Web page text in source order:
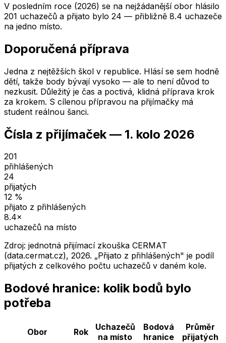
V posledním roce (2026) se na nejžádanější obor hlásilo
201 uchazečů a přijato bylo 24 — přibližně 8.4 uchazeče
na jedno místo.
Doporučená příprava
Jedna z nejtěžších škol v republice. Hlásí se sem hodně
dětí, takže body bývají vysoko — ale to není důvod to
nezkusit. Důležitý je čas a poctivá, klidná příprava krok
za krokem. S cílenou přípravou na přijímačky má
student reálnou šanci.
Čísla z přijímaček — 1. kolo 2026
201
přihlášených
24
přijatých
12 %
přijato z přihlášených
8.4×
uchazečů na místo
Zdroj: jednotná přijímací zkouška CERMAT
(data.cermat.cz), 2026. „Přijato z přihlášených" je podíl
přijatých z celkového počtu uchazečů v daném kole.
Bodové hranice: kolik bodů bylo
potřeba
Obor Rok
Uchazečů
na místo
Bodová
hranice
Průměr
přijatých